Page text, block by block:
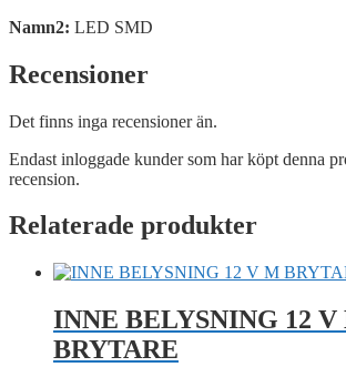
Namn2: LED SMD
Recensioner
Det finns inga recensioner än.
Endast inloggade kunder som har köpt denna
recension.
Relaterade produkter
INNE BELYSNING 12 V
BRYTARE